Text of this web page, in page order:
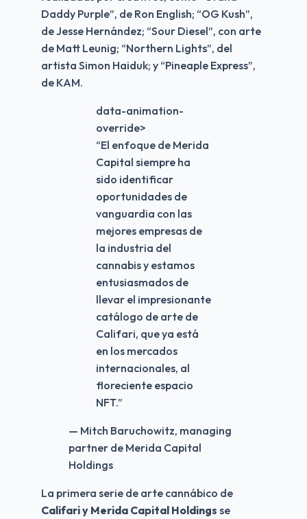
Daddy Purple”, de Ron English; “OG Kush”,
de Jesse Hernández; “Sour Diesel”, con arte
de Matt Leunig; “Northern Lights”, del
artista Simon Haiduk; y “Pineaple Express”,
de KAM.
data-animation-
override>
“El enfoque de Merida
Capital siempre ha
sido identificar
oportunidades de
vanguardia con las
mejores empresas de
la industria del
cannabis y estamos
entusiasmados de
llevar el impresionante
catálogo de arte de
Califari, que ya está
en los mercados
internacionales, al
floreciente espacio
NFT.”
— Mitch Baruchowitz, managing
partner de Merida Capital
Holdings
Califari y Merida Capital Holdings se